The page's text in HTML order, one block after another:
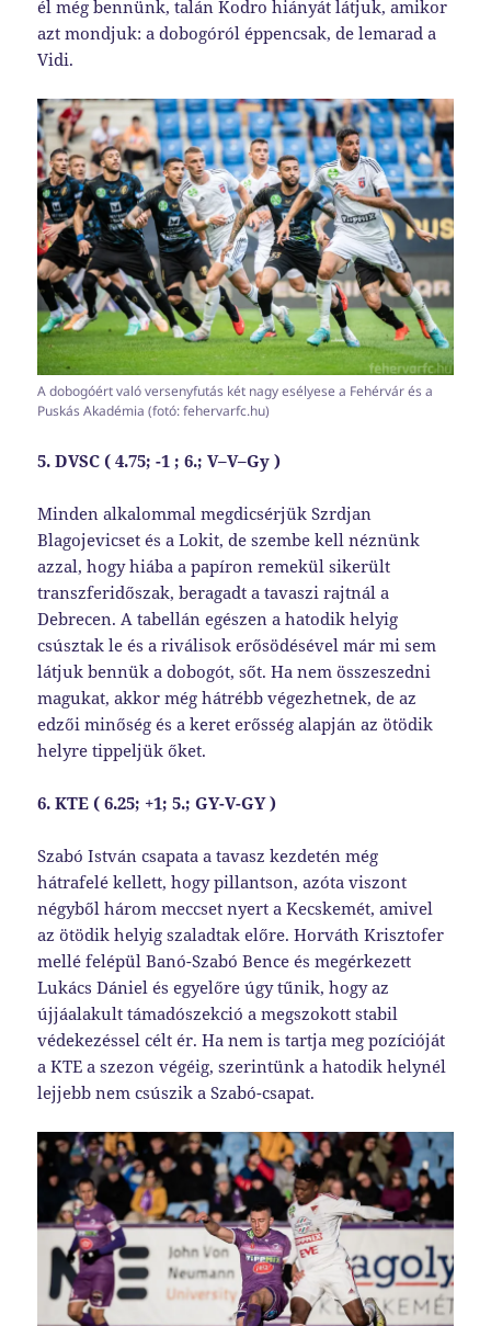
él még bennünk, talán Kodro hiányát látjuk, amikor
azt mondjuk: a dobogóról éppencsak, de lemarad a
Vidi.
A dobogóért való versenyfutás két nagy esélyese a Fehérvár és a
Puskás Akadémia (fotó: fehervarfc.hu)
5. DVSC ( 4.75; -1 ; 6.;V–V–Gy )
Minden alkalommal megdicsérjük Szrdjan
Blagojevicset és a Lokit, de szembe kell néznünk
azzal, hogy hiába a papíron remekül sikerült
transzferidőszak, beragadt a tavaszi rajtnál a
Debrecen. A tabellán egészen a hatodik helyig
csúsztak le és a riválisok erősödésével már mi sem
látjuk bennük a dobogót, sőt. Ha nem összeszedni
magukat, akkor még hátrébb végezhetnek, de az
edzői minőség és a keret erősség alapján az ötödik
helyre tippeljük őket.
6. KTE ( 6.25; +1; 5.; GY-V-GY )
Szabó István csapata a tavasz kezdetén még
hátrafelé kellett, hogy pillantson, azóta viszont
négyből három meccset nyert a Kecskemét, amivel
az ötödik helyig szaladtak előre. Horváth Krisztofer
mellé felépül Banó-Szabó Bence és megérkezett
Lukács Dániel és egyelőre úgy tűnik, hogy az
újjáalakult támadószekció a megszokott stabil
védekezéssel célt ér. Ha nem is tartja meg pozícióját
a KTE a szezon végéig, szerintünk a hatodik helynél
lejjebb nem csúszik a Szabó-csapat.